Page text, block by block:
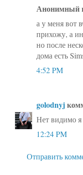
Анонимный
а у меня вот
прихожу, а
но после
дома есть
4:52 PM
golodnyj
Нет видимо я
12:24 PM
Отправить